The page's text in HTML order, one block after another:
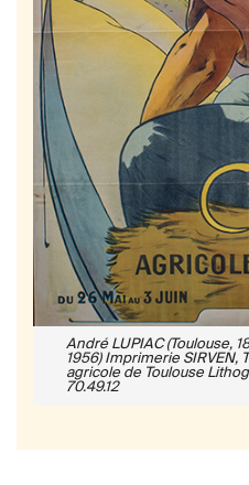
André LUPIAC (Toulouse,
1956) Imprimerie SIRVEN,
agricole de Toulouse
70.49.12